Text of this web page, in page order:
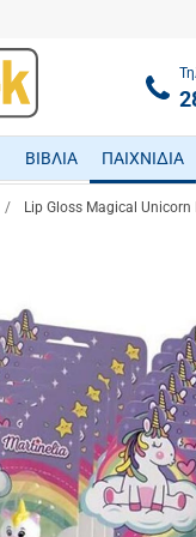
ΒΙΒΛΙΑ ΠΑΙΧΝΙΔΙΑ
Lip Gloss Magical